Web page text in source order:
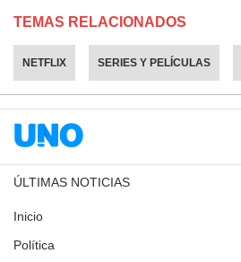
TEMAS RELACIONADOS
NETFLIX SERIES Y PELÍCULAS
ÚLTIMAS NOTICIAS
Inicio
Política